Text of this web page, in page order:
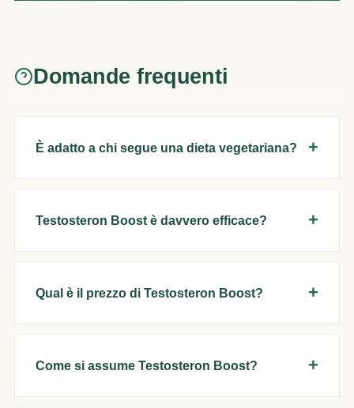
Domande frequenti
È adatto a chi segue una dieta vegetariana?
Testosteron Boost è davvero efficace?
Qual è il prezzo di Testosteron Boost?
Come si assume Testosteron Boost?